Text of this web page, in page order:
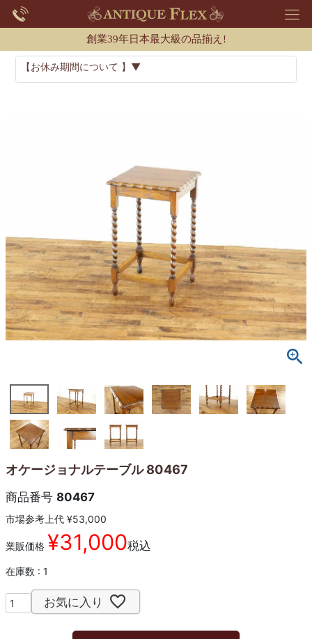
創業39年日本最大級の品揃え!
【お休み期間について 】▼
オケージョナルテーブル 80467
商品番号 80467
市場参考上代 ¥53,000
業販価格 ¥31,000税込
在庫数 1
お気に入り